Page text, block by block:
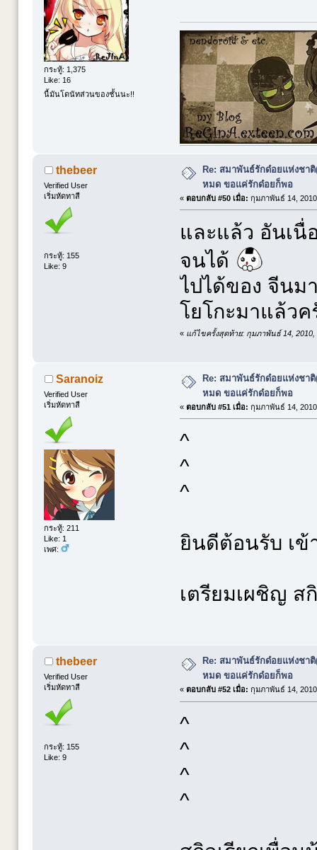
กระทู้: 1,375
Like: 16
นี้มันโดนัทส่วนของชั้นนะ!!
thebeer
Verified User
เริ่มหัดทาสี
กระทู้: 155
Like: 9
Re: สมาพันธ์รักด๋อยแห่งชา
หมด ขอแค่รักด๋อยก็พอ
« ตอบกลับ #50 เมื่อ: กุมภาพันธ์ 14,
และแล้ว อันเนื่
จนได้
ไปได้ของ จีนม
โยโกะมาแล้วค
« แก้ไขครั้งสุดท้าย: กุมภาพันธ์ 14, 2010,
Saranoiz
Verified User
เริ่มหัดทาสี
กระทู้: 211
Like: 1
เพศ:
Re: สมาพันธ์รักด๋อยแห่งชา
หมด ขอแค่รักด๋อยก็พอ
« ตอบกลับ #51 เมื่อ: กุมภาพันธ์ 14,
^
^
^
ยินดีต้อนรับ เข้
เตรียมเผชิญ ส
thebeer
Verified User
เริ่มหัดทาสี
กระทู้: 155
Like: 9
Re: สมาพันธ์รักด๋อยแห่งชา
หมด ขอแค่รักด๋อยก็พอ
« ตอบกลับ #52 เมื่อ: กุมภาพันธ์ 14,
^
^
^
^